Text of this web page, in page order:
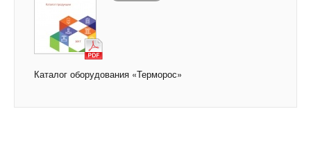
Каталог оборудования «Терморос»